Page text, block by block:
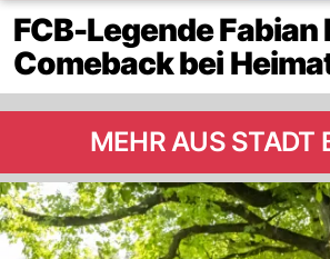
FCB-Legende Fabian
Comeback bei
MEHR AUS STADT